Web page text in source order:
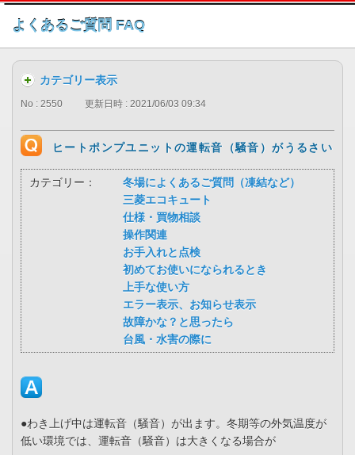
このページの本文へ
よくあるご質問 FAQ
カテゴリー表示
No : 2550 更新日時 : 2021/06/03 09:34
ヒートポンプユニットの運転音（騒音）がうるさい
カテゴリー：
冬場によくあるご質問（凍結など）
三菱エコキュート
仕様・買物相談
操作関連
お手入れと点検
初めてお使いになられるとき
上手な使い方
エラー表示、お知らせ表示
故障かな？と思ったら
台風・水害の際に
●わき上げ中は運転音（騒音）が出ます。冬期等の外気温度が
低い環境では、運転音（騒音）は大きくなる場合が